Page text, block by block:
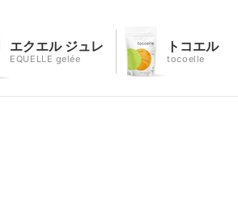
エクエル ジュレ
EQUELLE gelée
トコエル
tocoelle